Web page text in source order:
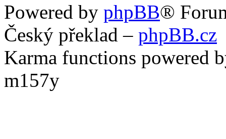
Powered by phpBB®
Český překlad – phpBB.cz
Karma functions powered
m157y